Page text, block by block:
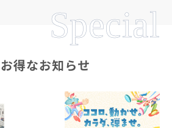
Special
得なお知らせ